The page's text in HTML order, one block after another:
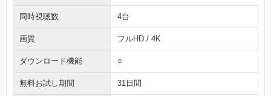
同時視聴数 4台
画質 フルHD / 4K
ダウンロード機能 ○
無料お試し期間 31日間